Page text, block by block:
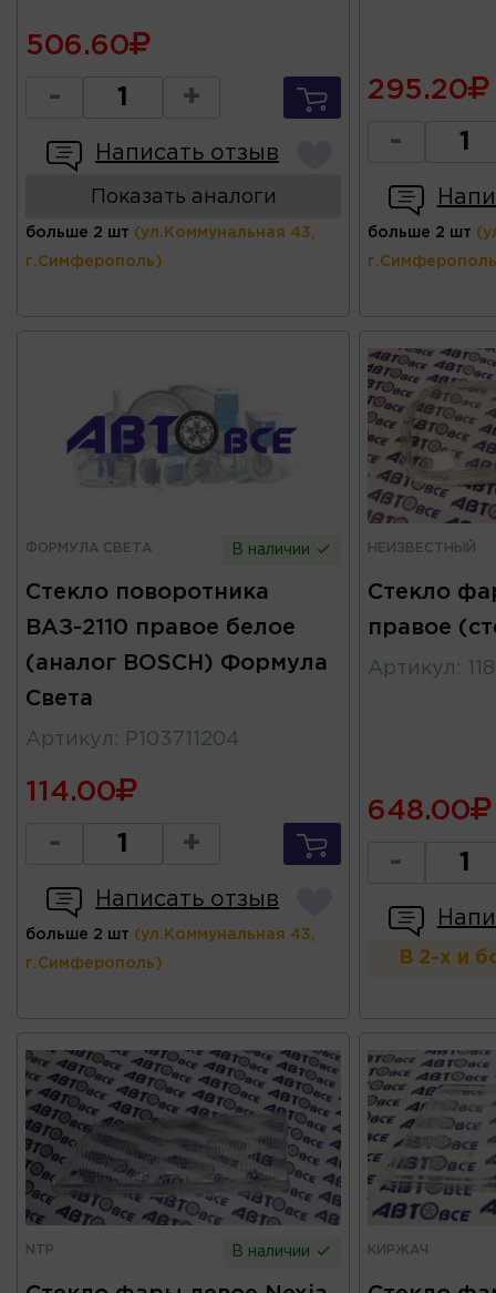
506.60
- +
Написать отзыв
Показать аналоги
больше 2 шт (ул.Коммунальная 43,
г.Симферополь)
295.20
-
больше 2 шт
ФОРМУЛА СВЕТА В наличии
Стекло поворотника
ВАЗ-2110 правое белое
(аналог BOSCH) Формула
Света
Артикул : P103711204
114.00
- +
Написать отзыв
больше 2 шт (ул.Коммунальная 43,
г.Симферополь)
НЕИЗВЕСТНЫЙ
Стекло
правое
Артикул :
648.00
-
В 2-х и
NTP В наличии КИРЖАЧ